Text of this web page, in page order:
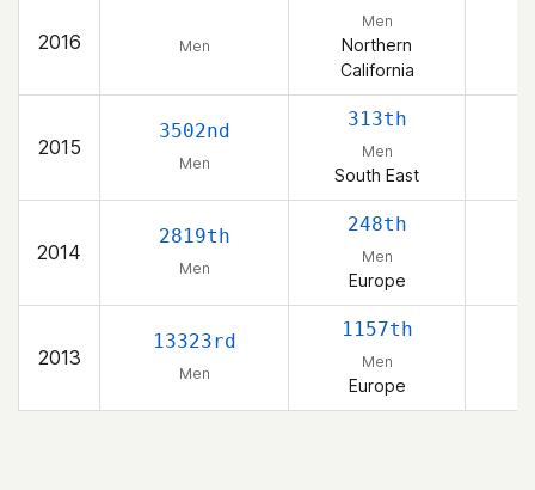
2016 Men
Men
Northern
California
2015
3502nd
Men
313th
Men
South East
2014
2819th
Men
248th
Men
Europe
2013
13323rd
Men
1157th
Men
Europe